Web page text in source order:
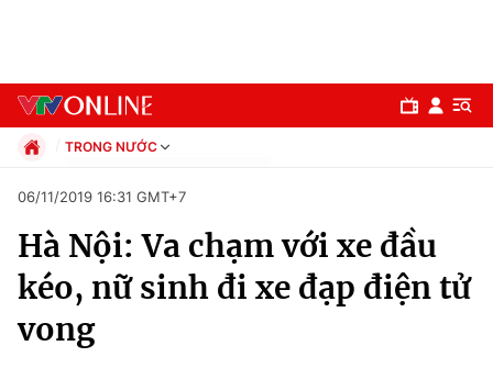
Chuyên mục
Chính trị
TRONG NƯỚC
Xã hội
Pháp luật
Kinh tế
Thể thao
Truyền hình
Văn hóa - Giải trí
06/11/2019 16:31 GMT+7
Hà Nội: Va chạm với xe đầu
kéo, nữ sinh đi xe đạp điện tử
vong